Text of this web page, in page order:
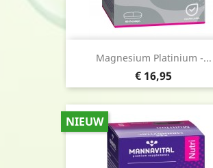
Magnesium Platinium -...
Prijs
€ 16,95
NIEUW